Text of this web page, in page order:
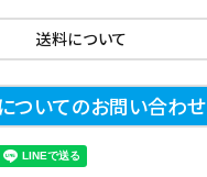
送料について
ついてのお問い合わせ